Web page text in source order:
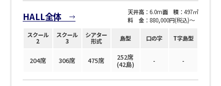
HALL全体 天井高 ：6.0m面 積 ：497㎡
料 金 ：880,000円(税込)〜
スクール
2
スクール
3
シアター
形式
島型 口の字 T字島型
204席 306席 475席 252席
(42島) - -